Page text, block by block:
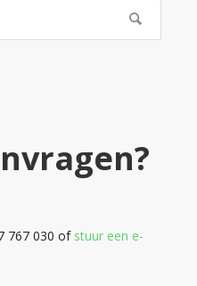
767 030 of stuur een e-